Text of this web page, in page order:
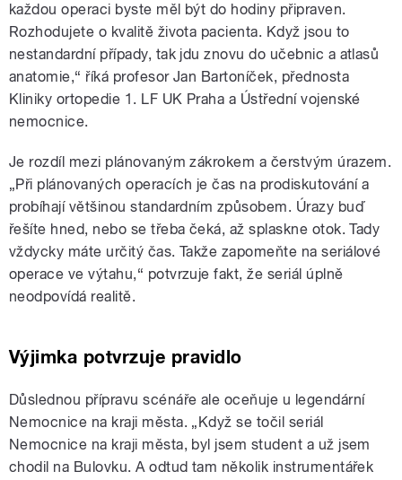
každou operaci byste měl být do hodiny připraven.
Rozhodujete o kvalitě života pacienta. Když jsou to
nestandardní případy, tak jdu znovu do učebnic a atlasů
anatomie,“ říká profesor Jan Bartoníček, přednosta
Kliniky ortopedie 1. LF UK Praha a Ústřední vojenské
nemocnice.
Je rozdíl mezi plánovaným zákrokem a čerstvým úrazem.
„Při plánovaných operacích je čas na prodiskutování a
probíhají většinou standardním způsobem. Úrazy buď
řešíte hned, nebo se třeba čeká, až splaskne otok. Tady
vždycky máte určitý čas. Takže zapomeňte na seriálové
operace ve výtahu,“ potvrzuje fakt, že seriál úplně
neodpovídá realitě.
Výjimka potvrzuje pravidlo
Důslednou přípravu scénáře ale oceňuje u legendární
Nemocnice na kraji města. „Když se točil seriál
Nemocnice na kraji města, byl jsem student a už jsem
chodil na Bulovku. A odtud tam několik instrumentářek